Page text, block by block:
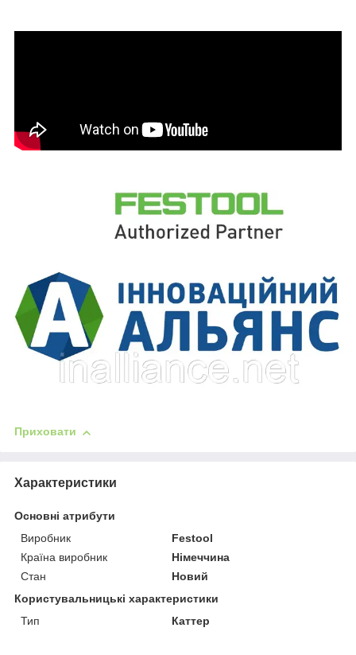
Приховати
Характеристики
Основні атрибути
Виробник
Festool
Країна виробник
Німеччина
Стан
Новий
Користувальницькі характеристики
Тип
Каттер